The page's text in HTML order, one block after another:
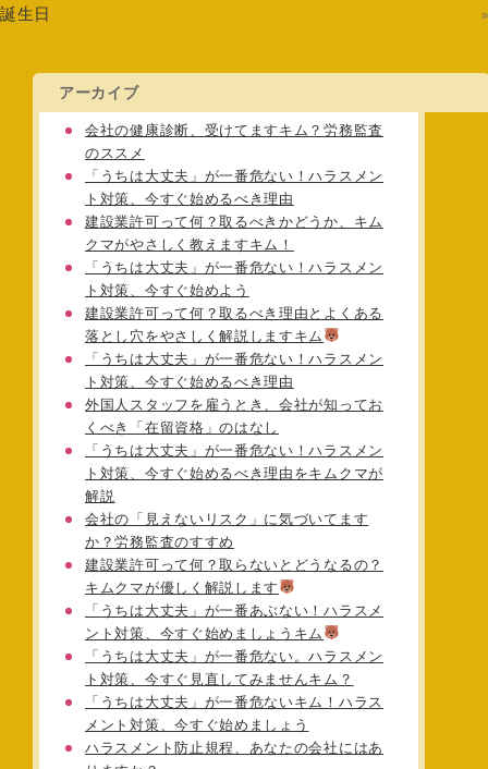
誕生日
»
アーカイブ
会社の健康診断、受けてますキム？労務監査
のススメ
「うちは大丈夫」が一番危ない！ハラスメン
ト対策、今すぐ始めるべき理由
建設業許可って何？取るべきかどうか、キム
クマがやさしく教えますキム！
「うちは大丈夫」が一番危ない！ハラスメン
ト対策、今すぐ始めよう
建設業許可って何？取るべき理由とよくある
落とし穴をやさしく解説しますキム
「うちは大丈夫」が一番危ない！ハラスメン
ト対策、今すぐ始めるべき理由
外国人スタッフを雇うとき、会社が知ってお
くべき「在留資格」のはなし
「うちは大丈夫」が一番危ない！ハラスメン
ト対策、今すぐ始めるべき理由をキムクマが
解説
会社の「見えないリスク」に気づいてます
か？労務監査のすすめ
建設業許可って何？取らないとどうなるの？
キムクマが優しく解説します
「うちは大丈夫」が一番あぶない！ハラスメ
ント対策、今すぐ始めましょうキム
「うちは大丈夫」が一番危ない。ハラスメン
ト対策、今すぐ見直してみませんキム？
「うちは大丈夫」が一番危ないキム！ハラス
メント対策、今すぐ始めましょう
ハラスメント防止規程、あなたの会社にはあ